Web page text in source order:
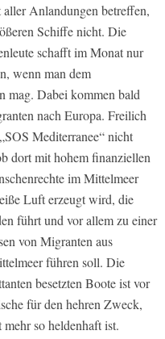
Anlandungen betreffen,
Schiffe nicht. Die
schafft im Monat nur
wenn man dem
mag. Dabei kommen bald
nach Europa. Freilich
Mediterranee“ nicht
dort mit hohem finanziellen
im Mittelmeer
Luft erzeugt wird, die
führt und vor allem zu einer
von Migranten aus
führen soll. Die
besetzten Boote ist vor
für den hehren Zweck,
so heldenhaft ist.